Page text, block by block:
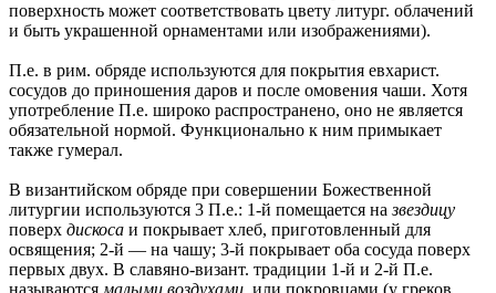
поверхность может соответствовать цвету литург. облачений
и быть украшенной орнаментами или изображениями).
П.е. в рим. обряде используются для покрытия евхарист.
сосудов до приношения даров и после омовения чаши. Хотя
употребление П.е. широко распространено, оно не является
обязательной нормой. Функционально к ним примыкает
также гумерал.
В византийском обряде при совершении Божественной
литургии используются 3 П.е.: 1-й помещается на звездицу
поверх дискоса и покрывает хлеб, приготовленный для
освящения; 2-й — на чашу; 3-й покрывает оба сосуда поверх
первых двух. В славяно-визант. традиции 1-й и 2-й П.е.